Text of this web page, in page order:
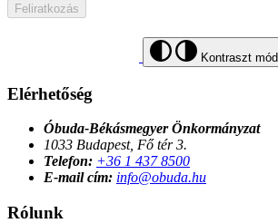
Feliratkozás
Kontraszt mód
Elérhetőség
Óbuda-Békásmegyer Önkormányzat
1033 Budapest, Fő tér 3.
Telefon: +36 1 437 8500
E-mail cím: info@obuda.hu
Rólunk